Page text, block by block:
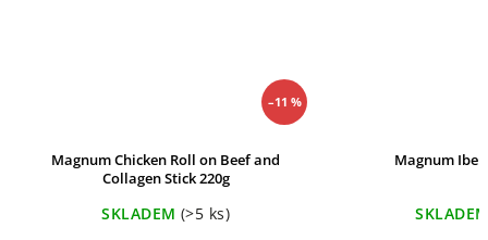
–11 %
Magnum Chicken Roll on Beef and
Collagen Stick 220g
SKLADEM (>5 ks)
Magnum